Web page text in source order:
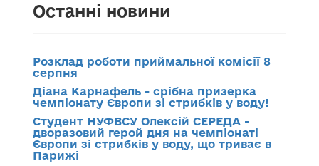
Останні новини
Розклад роботи приймальної комісії 8
серпня
Діана Карнафель - срібна призерка
чемпіонату Європи зі стрибків у воду!
Студент НУФВСУ Олексій СЕРЕДА -
дворазовий герой дня на чемпіонаті
Європи зі стрибків у воду, що триває в
Парижі